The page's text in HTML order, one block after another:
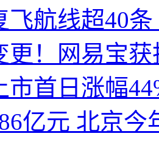
飞航线超40
更！网易宝
市首日涨幅
亿元 北京今